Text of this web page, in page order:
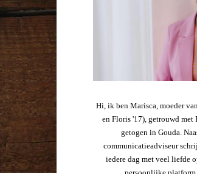
Hi, ik ben Marisca, moeder
en Floris '17), getrouwd met
getogen in Gouda.
communicatieadviseur
iedere dag met veel liefde